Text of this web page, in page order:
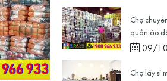
Chợ
quần áo
09/
Chợ lấy sỉ